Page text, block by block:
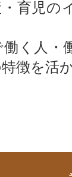
育児の
働く人・
徴を活